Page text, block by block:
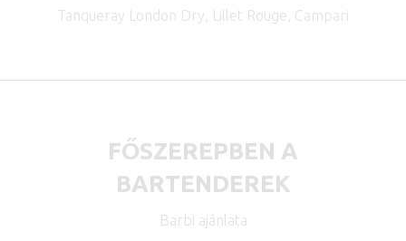
Tanqueray London Dry, Lillet Rouge, Campari
FŐSZEREPBEN A
BARTENDEREK
Barbi ajánlata